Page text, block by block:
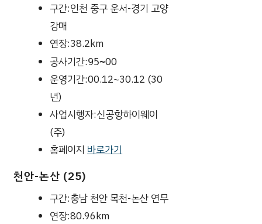
구간:인천 중구 운서-경기 고양
강매
연장:38.2km
공사기간:95~00
운영기간:00.12~30.12 (30
년)
사업시행자:신공항하이웨이
(주)
홈페이지 바로가기
천안-논산 (25)
구간:충남 천안 목천-논산 연무
연장:80.96km